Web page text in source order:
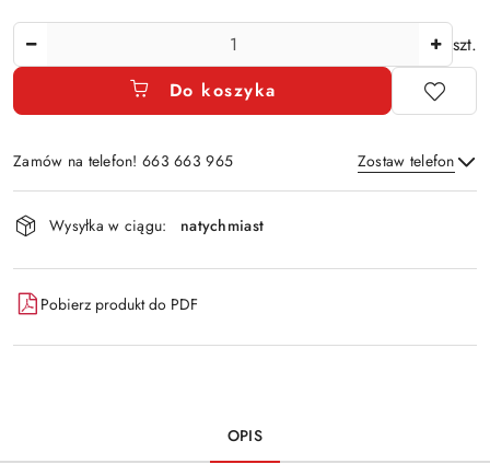
szt.
Do koszyka
Zamów na telefon! 663 663 965 Zostaw telefon
Dostępność
i
dostawa
Wysyłka w ciągu: natychmiast
Pobierz produkt do PDF
OPIS